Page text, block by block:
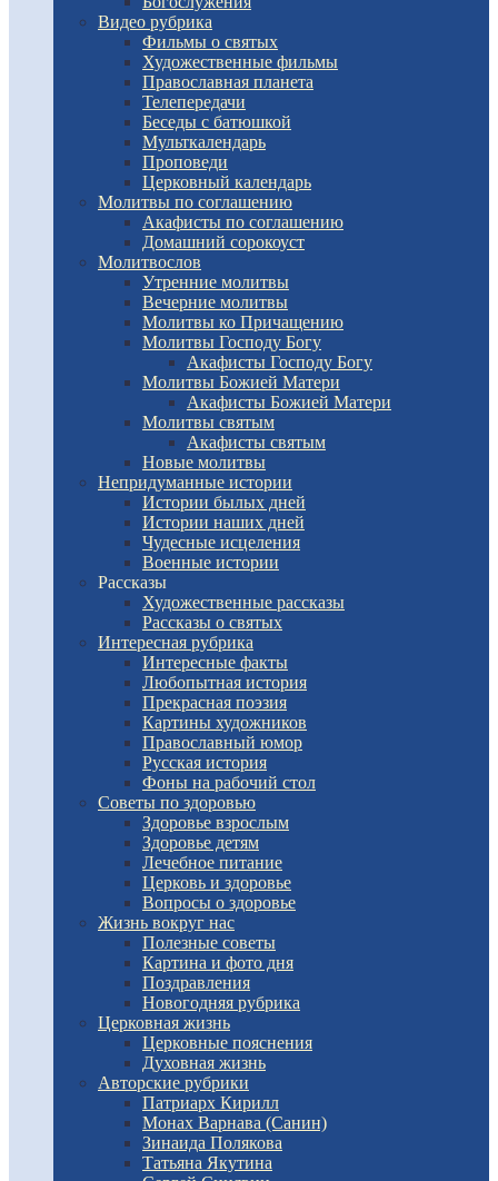
Видео рубрика
Фильмы о святых
Художественные фильмы
Православная планета
Телепередачи
Беседы с батюшкой
Мульткалендарь
Проповеди
Церковный календарь
Молитвы по соглашению
Акафисты по соглашению
Домашний сорокоуст
Молитвослов
Утренние молитвы
Вечерние молитвы
Молитвы ко Причащению
Молитвы Господу Богу
Акафисты Господу Богу
Молитвы Божией Матери
Акафисты Божией Матери
Молитвы святым
Акафисты святым
Новые молитвы
Непридуманные истории
Истории былых дней
Истории наших дней
Чудесные исцеления
Военные истории
Рассказы
Художественные рассказы
Рассказы о святых
Интересная рубрика
Интересные факты
Любопытная история
Прекрасная поэзия
Картины художников
Православный юмор
Русская история
Фоны на рабочий стол
Советы по здоровью
Здоровье взрослым
Здоровье детям
Лечебное питание
Церковь и здоровье
Вопросы о здоровье
Жизнь вокруг нас
Полезные советы
Картина и фото дня
Поздравления
Новогодняя рубрика
Церковная жизнь
Церковные пояснения
Духовная жизнь
Авторские рубрики
Патриарх Кирилл
Монах Варнава (Санин)
Зинаида Полякова
Татьяна Якутина